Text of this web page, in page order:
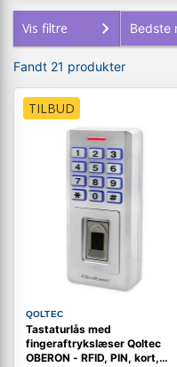
Vis filtre
Fandt 21 produkter
TILBUD
QOLTEC
Tastaturlås med
fingeraftrykslæser Qoltec
OBERON - RFID, PIN, kort,